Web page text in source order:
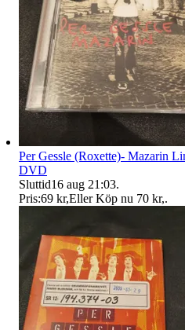
Per Gessle (Roxette)- Mazarin
DVD
Sluttid16 aug 21:03.
Pris:69 kr,Eller Köp nu 70 kr,.